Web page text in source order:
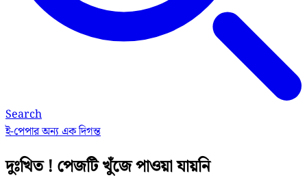
Search
ই-পেপারঅন্য এক দিগন্ত
দুঃখিত ! পেজটি খুঁজে পাওয়া যায়নি